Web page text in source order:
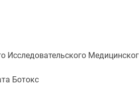
Исследовательского
Ботокс